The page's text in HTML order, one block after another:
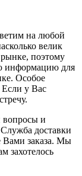
на любой
велик
рынке, поэтому
информацию для
Особое
у Вас
и
доставки
Вами заказа. Мы
захотелось